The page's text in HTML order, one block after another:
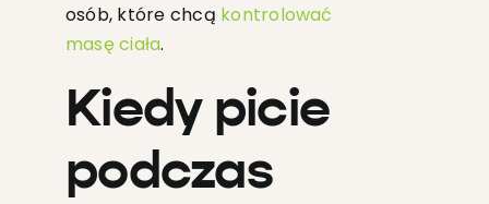
osób, które chcą kontrolować
masę ciała.
Kiedy picie
podczas